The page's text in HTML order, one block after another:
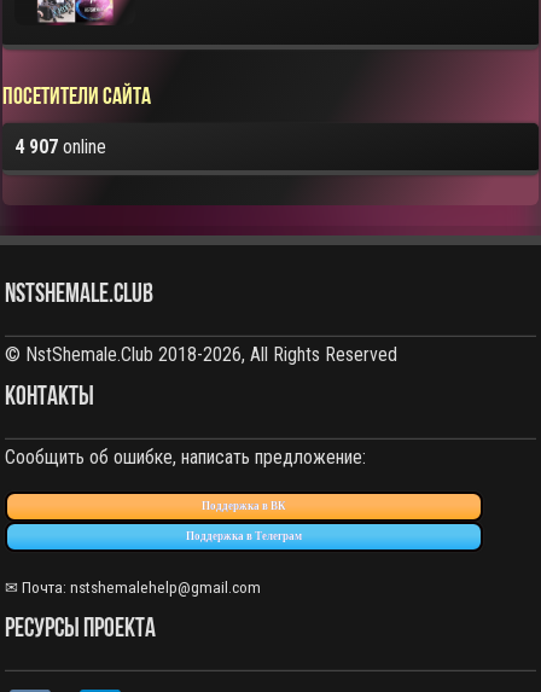
Посетители сайта
4 907 online
NstShemale.Club
© NstShemale.Club 2018-2026, All Rights Reserved
КОНТАКТЫ
Сообщить об ошибке, написать предложение:
Поддержка в ВК
Поддержка в Телеграм
✉ Почта: nstshemalehelp@gmail.com
РЕСУРСЫ ПРОЕКТА